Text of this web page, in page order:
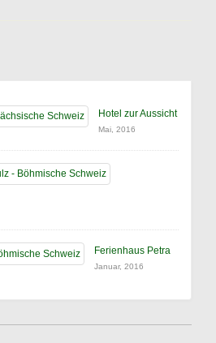
Hotel zur Aussicht
Mai, 2016
Ferienhaus Petra
Januar, 2016